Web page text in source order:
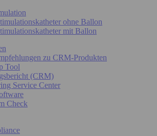
ohne Ballon
mit Ballon
zu CRM-Produkten
Tool
(CRM)
Service Center
Check